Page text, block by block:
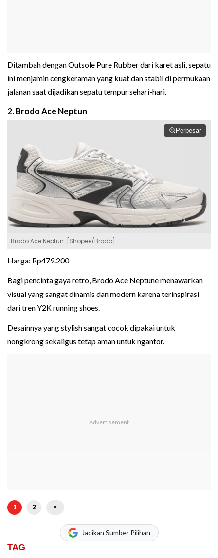
Ditambah dengan Outsole Pure Rubber dari karet asli, sepatu
ini menjamin cengkeraman yang kuat dan stabil di permukaan
jalanan saat dijadikan sepatu tempur sehari-hari.
2. Brodo Ace Neptun
Perbesar
Brodo Ace Neptun. [Shopee/Brodo]
Harga: Rp479.200
Bagi pencinta gaya retro, Brodo Ace Neptune menawarkan
visual yang sangat dinamis dan modern karena terinspirasi
dari tren Y2K running shoes.
Desainnya yang stylish sangat cocok dipakai untuk
nongkrong sekaligus tetap aman untuk ngantor.
1 2 >
Jadikan Sumber Pilihan
TAG